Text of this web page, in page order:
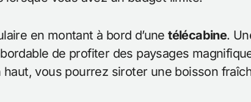
en montant à bord d’unetélécabine.
de profiter des paysages
vous pourrez siroter une boisson